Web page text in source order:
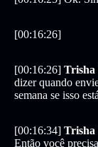
[00:16:26]
[00:16:26] Trisha
dizer quando
semana se isso
[00:16:34] Trisha
Então você